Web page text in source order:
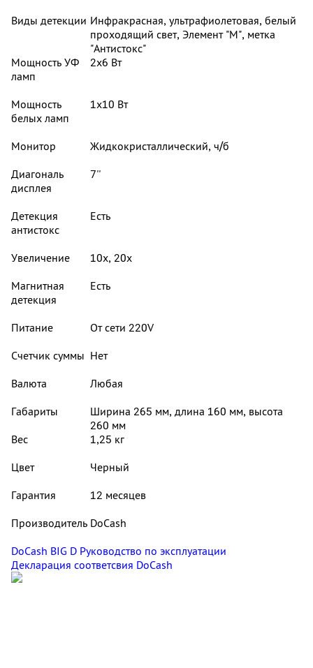
Виды детекции Инфракрасная, ультрафиолетовая, белый
проходящий свет, Элемент "М", метка
"Антистокс"
Мощность УФ
ламп
2х6 Вт
Мощность
белых ламп
1х10 Вт
Монитор
Жидкокристаллический, ч/б
Диагональ
дисплея
7''
Детекция
антистокс
Есть
Увеличение
10x, 20x
Магнитная
детекция
Есть
Питание
От сети 220V
Счетчик суммы Нет
Валюта
Любая
Габариты
Ширина 265 мм, длина 160 мм, высота
260 мм
Вес
1,25 кг
Цвет
Черный
Гарантия
12 месяцев
Производитель DoCash
DoCash BIG D Руководство по эксплуатации
Декларация соответсвия DoCash